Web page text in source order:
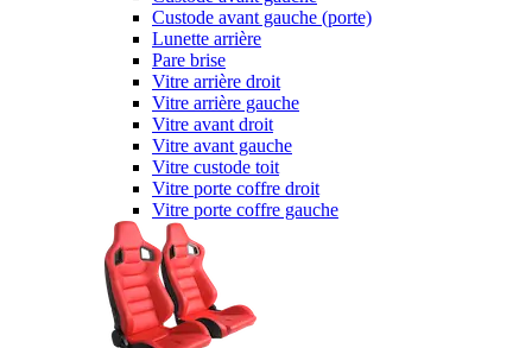
Custode avant gauche (porte)
Lunette arrière
Pare brise
Vitre arrière droit
Vitre arrière gauche
Vitre avant droit
Vitre avant gauche
Vitre custode toit
Vitre porte coffre droit
Vitre porte coffre gauche